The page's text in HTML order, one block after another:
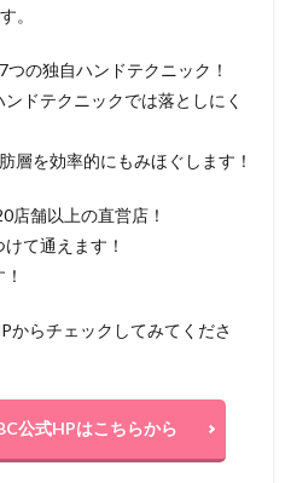
。
の独自ハンドテクニック！
ドテクニックでは落としにく
層を効率的にもみほぐします！
店舗以上の直営店！
て通えます！
からチェックしてみてくださ
公式HPはこちらから